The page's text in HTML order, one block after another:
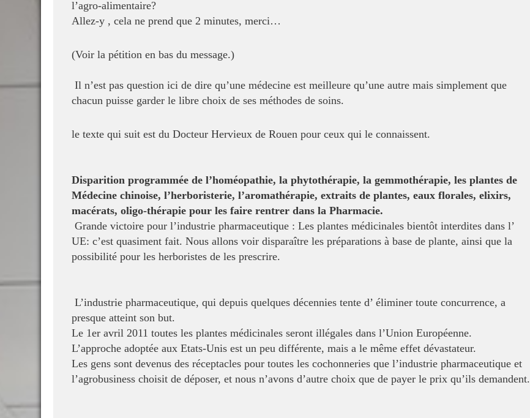
l’agro-alimentaire?
Allez-y , cela ne prend que 2 minutes, merci…
(Voir la pétition en bas du message.)
Il n’est pas question ici de dire qu’une médecine est meilleure qu’une autre mais simplement que
chacun puisse garder le libre choix de ses méthodes de soins.
le texte qui suit est du Docteur Hervieux de Rouen pour ceux qui le connaissent.
Disparition programmée de l’homéopathie, la phytothérapie, la gemmothérapie, les plantes de
Médecine chinoise, l’herboristerie, l’aromathérapie, extraits de plantes, eaux florales, elixirs,
macérats, oligo-thérapie pour les faire rentrer dans la Pharmacie.
Grande victoire pour l’industrie pharmaceutique : Les plantes médicinales bientôt interdites dans l’
UE: c’est quasiment fait. Nous allons voir disparaître les préparations à base de plante, ainsi que la
possibilité pour les herboristes de les prescrire.
L’industrie pharmaceutique, qui depuis quelques décennies tente d’ éliminer toute concurrence, a
presque atteint son but.
Le 1er avril 2011 toutes les plantes médicinales seront illégales dans l’Union Européenne.
L’approche adoptée aux Etats-Unis est un peu différente, mais a le même effet dévastateur.
Les gens sont devenus des réceptacles pour toutes les cochonneries que l’industrie pharmaceutique et
l’agrobusiness choisit de déposer, et nous n’avons d’autre choix que de payer le prix qu’ils demandent.